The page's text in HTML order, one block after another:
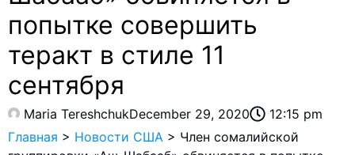
попытке совершить
теракт в стиле 11
сентября
Maria TereshchukDecember 29, 2020
12:15 pm
Главная > Новости США > Член сомалийской